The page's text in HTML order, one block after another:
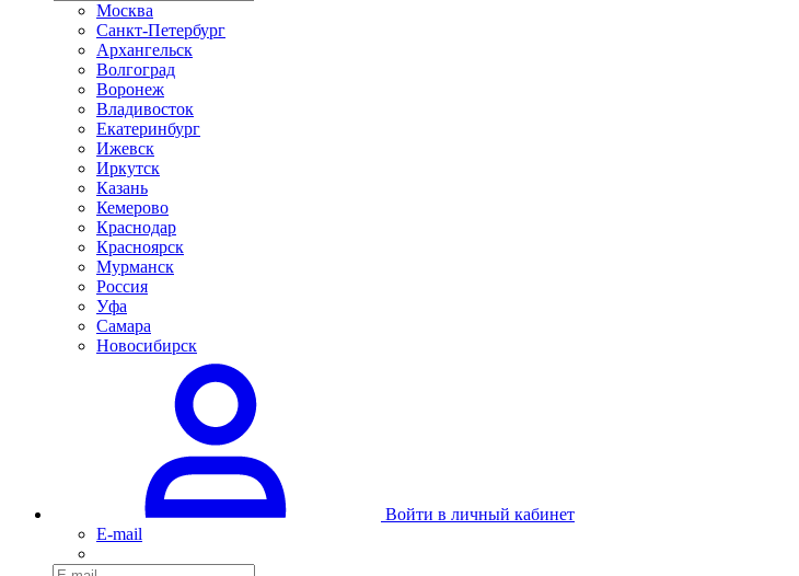
Москва
Санкт-Петербург
Архангельск
Волгоград
Воронеж
Владивосток
Екатеринбург
Ижевск
Иркутск
Казань
Кемерово
Краснодар
Красноярск
Мурманск
Россия
Уфа
Самара
Новосибирск
Войти в личный кабинет
E-mail